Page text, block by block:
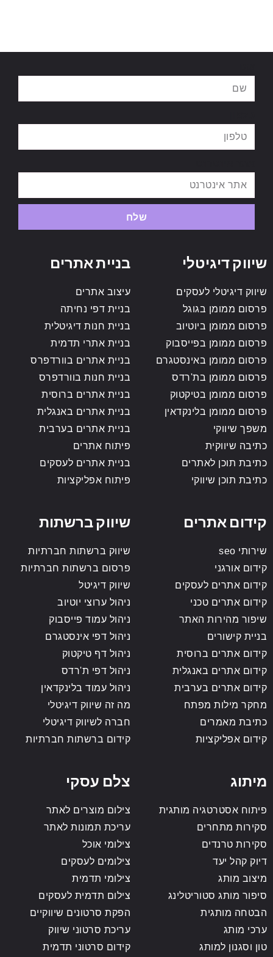
שלח
שיווק דיגיטלי
שיווק דיגיטלי לעסקים
פרסום ממומן בגוגל
פרסום ממומן ביוטיוב
פרסום ממומן בפייסבוק
פרסום ממומן באינסטגרם
פרסום ממומן בת'רדס
פרסום ממומן בטיקטוק
פרסום ממומן בלינקדאין
משפך שיווקי
כתיבה שיווקית
כתיבת תוכן לאתרים
כתיבת תוכן שיווקי
בניית אתרים
עיצוב אתרים
בניית דפי נחיתה
בניית חנות דיגיטלית
בניית אתרי תדמית
בניית אתרים בוורדפרס
בניית חנות בוורדפרס
בניית אתרים ברוסית
בניית אתרים באנגלית
בניית אתרים בערבית
פיתוח אתרים
בניית אתרים לעסקים
פיתוח אפליקציות
קידום אתרים
שירותי seo
קידום אורגני
קידום אתרים לעסקים
קידום אתרים טכני
שיפור מהירות האתר
בניית קישורים
קידום אתרים ברוסית
קידום אתרים באנגלית
קידום אתרים בערבית
מחקר מילות מפתח
כתיבת מאמרים
קידום אפליקציות
שיווק ברשתות
שיווק ברשתות חברתיות
פרסום ברשתות חברתיות
שיווק דיגיטל
ניהול ערוצי יוטיוב
ניהול עמוד פייסבוק
ניהול דפי אינסטגרם
ניהול דף טיקטוק
ניהול דפי ת'רדס
ניהול עמוד בלינקדאין
מה זה שיווק דיגיטלי
חברה לשיווק דיגיטלי
קידום ברשתות חברתיות
מיתוג
פיתוח אסטרטגיה מותגית
סקירות מתחרים
סקירות טרנדים
דיוק קהל יעד
מיצוב מותג
סיפור מותג סטוריטלינג
הבטחה מותגית
ערכי מותג
טון וסגנון למותג
צלם עסקי
צילום מוצרים לאתר
עריכת תמונות לאתר
צילומי אוכל
צילומים לעסקים
צילומי תדמית
צילום תדמית לעסקים
הפקת סרטונים שיווקיים
עריכת סרטוני שיווק
קידום סרטוני תדמית